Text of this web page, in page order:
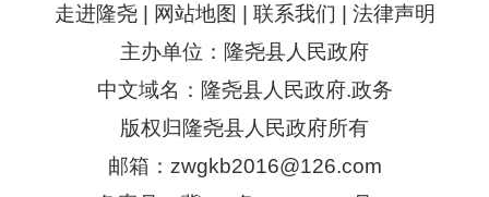
走进隆尧| 网站地图 联系我们
法律声明
主办单位：隆尧县人民政府
中文域名：隆尧县人民政府.政务
版权归隆尧县人民政府所有
邮箱：zwgkb2016@126.com